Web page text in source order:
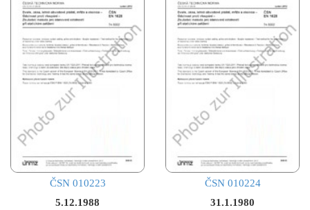
ČSN 010223
5.12.1988
ČSN 010224
31.1.1980